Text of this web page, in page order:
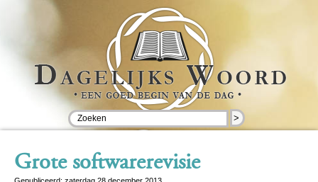
>
Grote softwarerevisie